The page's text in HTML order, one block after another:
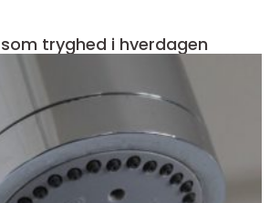
tryghed i hverdagen